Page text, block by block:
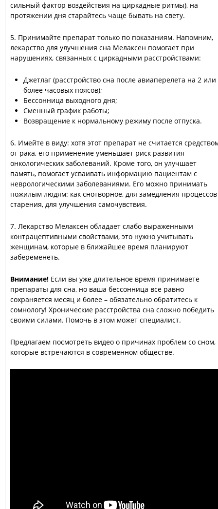
сильный фактор воздействия на циркадные ритмы), на
протяжении дня старайтесь чаще бывать на свету.
5. Принимайте препарат только по показаниям. Напомним,
лекарство для улучшения сна Мелаксен помогает при
нарушениях, связанных с циркадными расстройствами:
Джетлаг (расстройство сна после авиаперелета на 2 или
более часовых поясов);
Бессонница выходного дня;
Сменный график работы;
Возвращение к нормальному режиму после отпуска.
6. Имейте в виду: хотя этот препарат не считается
от рака, его применение уменьшает риск развития
онкологических заболеваний. Кроме того, он улучшает
память, помогает усваивать информацию пациентам с
неврологическими заболеваниями. Его можно принимать
пожилым людям: как снотворное, для замедления процессов
старения, для улучшения самочувствия.
7. Лекарство Мелаксен обладает слабо выраженными
контрацептивными свойствами, это нужно учитывать
женщинам, которые в ближайшее время планируют
забеременеть.
Внимание! Если вы уже длительное время принимаете
препараты для сна, но ваша бессонница все равно
сохраняется месяц и более – обязательно обратитесь к
сомнологу! Хронические расстройства сна сложно победить
своими силами. Помочь в этом может специалист.
Предлагаем посмотреть видео о причинах проблем со сном,
которые встречаются в современном обществе.